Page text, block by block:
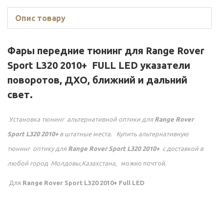
Опис товару
Фары передние тюнинг для Range Rover
Sport L320 2010+ FULL LED указатели
поворотов, ДХО, ближний и дальний
свет.
Установка тюнинг альтернативной оптики для Range Rover
Sport L320 2010+в штатные места. Купить альтернативную
тюнинг оптику для Range Rover Sport L320 2010+с доставкой в
любой город Молдовы,Казахстана, можно почтой.
Для Range Rover Sport L320 2010+ Full LED